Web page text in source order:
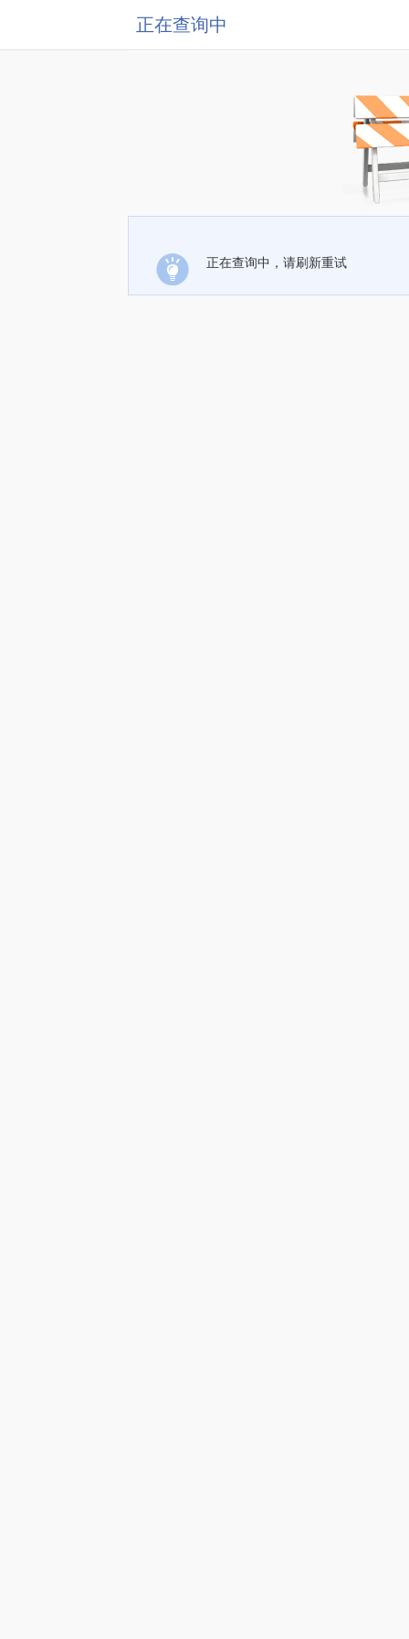
正在查询中
正在查询中，请刷新重试